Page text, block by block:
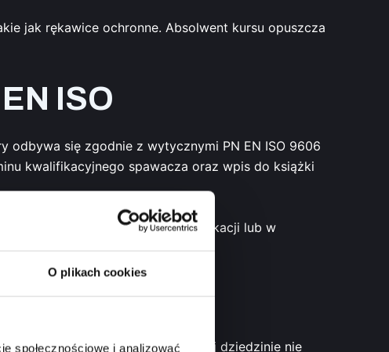
O plikach cookies
społecznościowe i analizować
jak rękawice ochronne. Absolwent kursu opuszcza
ISO
odbywa się zgodnie z wytycznymi PN EN ISO 9606
kwalifikacyjnego spawacza oraz wpis do książki
że w przypadku pierwotnej certyfikacji lub w
podejście do egzaminu.
rynku pracy. Fachowiec w tej dziedzinie nie